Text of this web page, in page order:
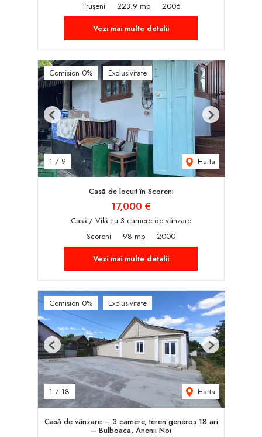
Trușeni
223.9 mp
2006
Vezi mai multe detalii
Comision 0% Exclusivitate
1 / 9 Harta
Previous Next
Casă de locuit în Scoreni
17,000 €
Casă / Vilă cu 3 camere de vânzare
Scoreni
98 mp
2000
Vezi mai multe detalii
Comision 0% Exclusivitate
1 / 18 Harta
Previous Next
Casă de vânzare – 3 camere, teren generos 18 ari
– Bulboaca, Anenii Noi